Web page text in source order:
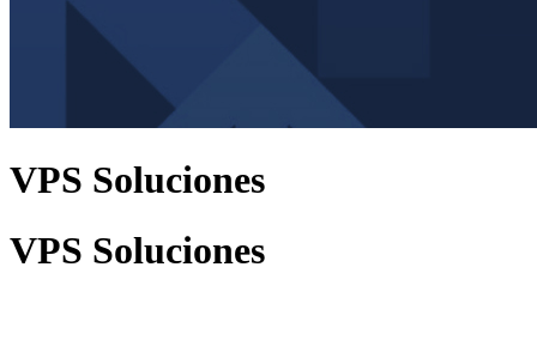
VPS Soluciones
VPS Soluciones